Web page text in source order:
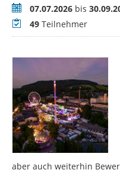
Zeitraum07.07.2026 bis
Teilnehmer
49 Teilnehmer
aber auch weiterhin